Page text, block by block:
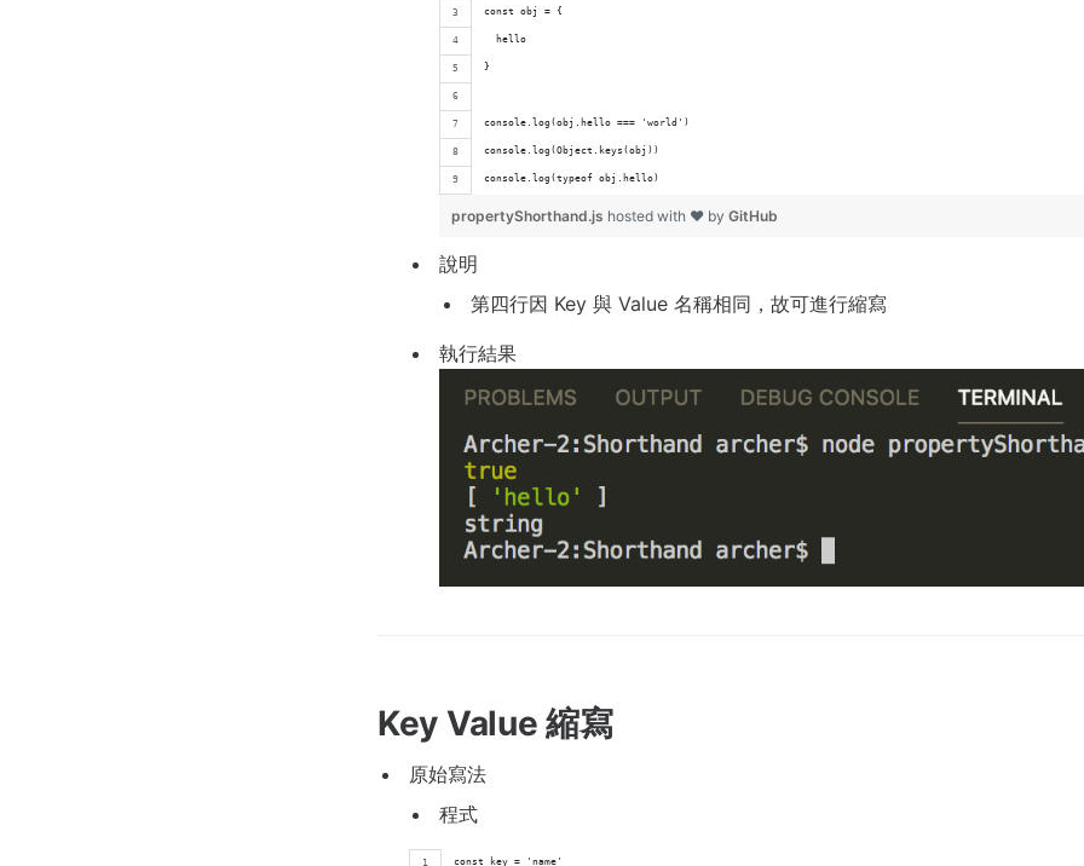
const obj = {
  hello
}
console.log(obj.hello === 'world')
console.log(Object.keys(obj))
console.log(typeof obj.hello)
propertyShorthand.js hosted with ❤ byGitHub
說明
第四行因 Key 與 Value 名稱相同，故可進行縮寫
執行結果
Key Value 縮寫
原始寫法
程式
const key = 'name'